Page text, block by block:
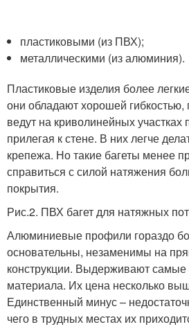
пластиковыми (из ПВХ);
металлическими (из алюминия).
Пластиковые изделия более
они обладают хорошей
ведут на криволинейных участках
прилегая к стене. В них легче
крепежа. Но такие багеты менее
справиться с силой натяжения
покрытия.
Рис.2. ПВХ багет для натяжных
Алюминиевые профили гораздо
основательны, незаменимы на
конструкции. Выдерживают самые
материала. Их цена несколько
Единственный минус –
чего в трудных местах их